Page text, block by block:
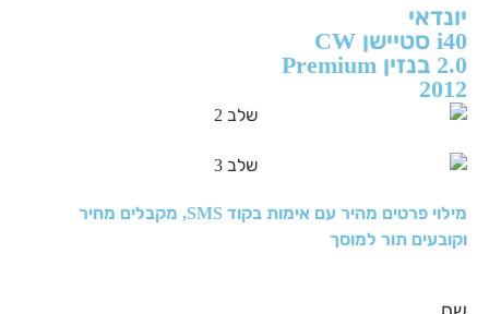
יונדאי
i40 סטיישן CW
2.0 בנזין Premium
2012
מילוי פרטים מהיר עם אימות בקוד SMS, מקבלים מחיר
וקובעים תור למוסך